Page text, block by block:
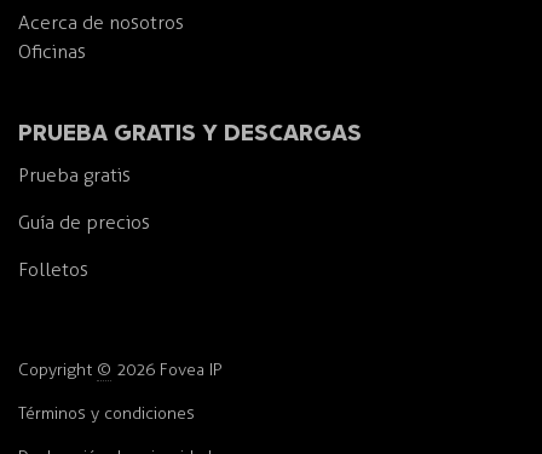
Acerca de nosotros
Oficinas
PRUEBA GRATIS Y DESCARGAS
Prueba gratis
Guía de precios
Folletos
Copyright © 2026 Fovea IP
Términos y condiciones